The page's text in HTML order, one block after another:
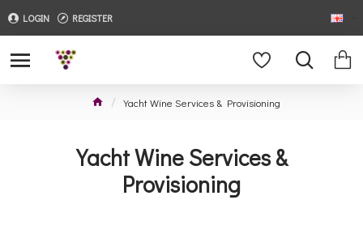
LOGIN REGISTER
Yacht Wine Services & Provisioning
Yacht Wine Services &
Provisioning